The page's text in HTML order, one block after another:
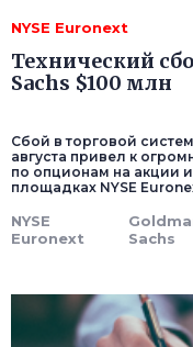
NYSE Euronext
Технический
Sachs $100 млн
Сбой в торговой
августа привел к
по опционам на акции
площадках NYSE
NYSE
Euronext
Sachs